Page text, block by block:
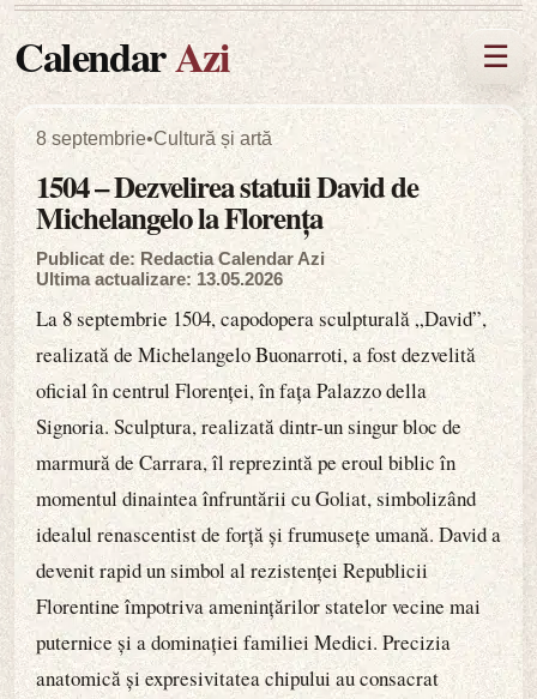
CalendarAzi ☰
8 septembrie•Cultură și artă
1504 – Dezvelirea statuii David de
Michelangelo la Florența
Publicat de: Redactia Calendar Azi
Ultima actualizare: 13.05.2026
La 8 septembrie 1504, capodopera sculpturală „David”,
realizată de Michelangelo Buonarroti, a fost dezvelită
oficial în centrul Florenței, în fața Palazzo della
Signoria. Sculptura, realizată dintr-un singur bloc de
marmură de Carrara, îl reprezintă pe eroul biblic în
momentul dinaintea înfruntării cu Goliat, simbolizând
idealul renascentist de forță și frumusețe umană. David a
devenit rapid un simbol al rezistenței Republicii
Florentine împotriva amenințărilor statelor vecine mai
puternice și a dominației familiei Medici. Precizia
anatomică și expresivitatea chipului au consacrat